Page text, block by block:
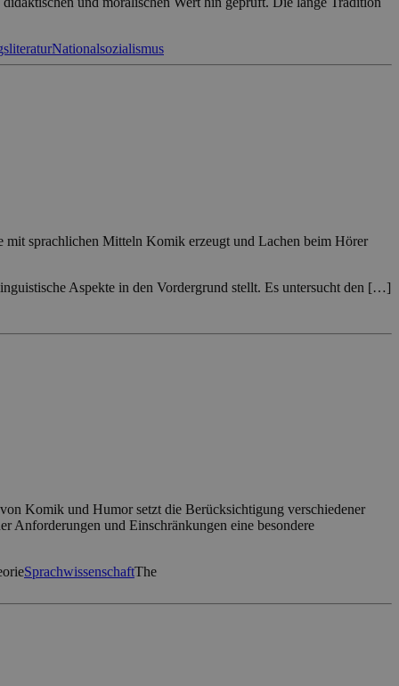
Nationalsozialismus
mit sprachlichen Mitteln Komik erzeugt und Lachen beim Hörer
Aspekte in den Vordergrund stellt. Es untersucht den […]
Komik und Humor setzt die Berücksichtigung verschiedener
Anforderungen und Einschränkungen eine besondere
SprachwissenschaftThe